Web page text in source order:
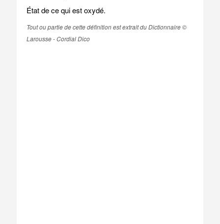
État de ce qui est oxydé.
Tout ou partie de cette définition est extrait du Dictionnaire ©
Larousse - Cordial Dico